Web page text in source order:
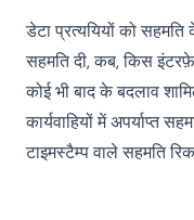
डेटा प्रत्ययियों को
सहमति दी, कब, किस
कोई भी बाद के बदलाव
कार्यवाहियों में अपर्याप्त
टाइमस्टैम्प वाले सहमति